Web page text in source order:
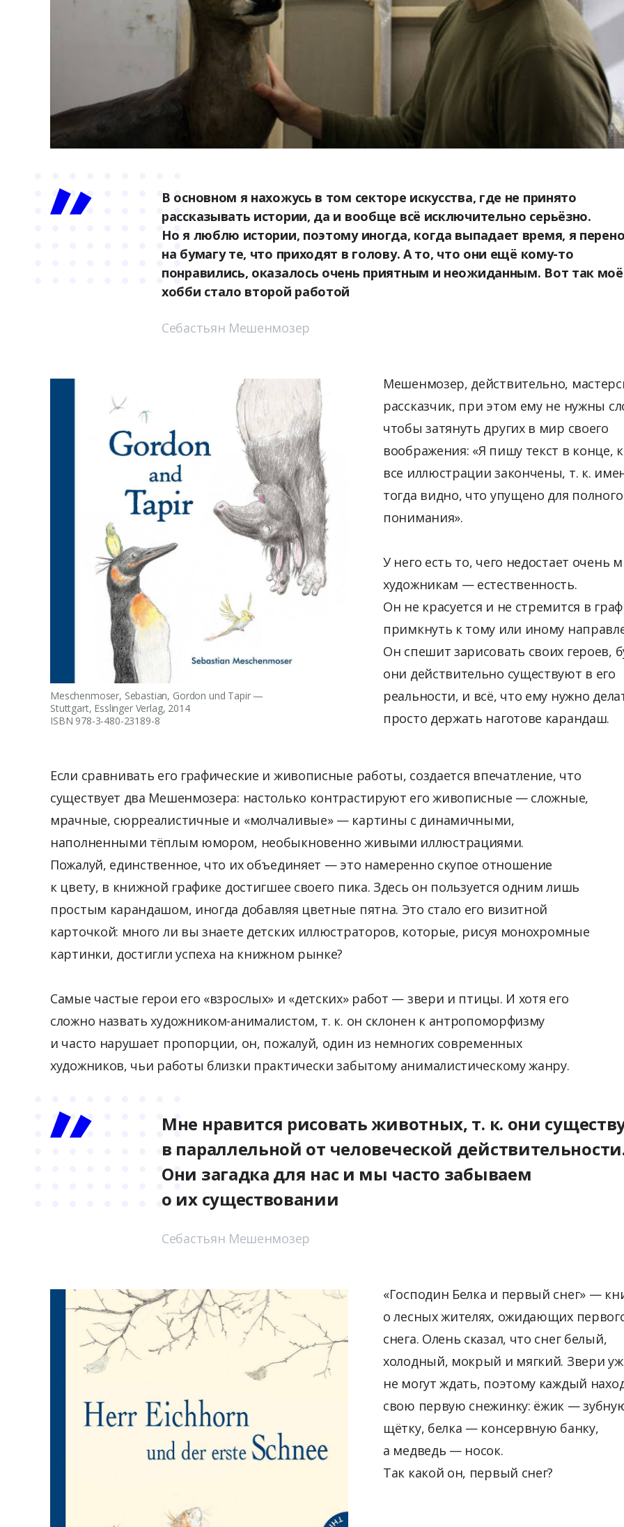
В основном я нахожусь в том секторе искусства, где не принято
рассказывать истории, да и вообще всё исключительно серьёзно.
Но я люблю истории, поэтому иногда, когда выпадает время, я
на бумагу те, что приходят в голову. А то, что они ещё кому-то
понравились, оказалось очень приятным и неожиданным. Вот так моё
хобби стало второй работой
Себастьян Мешенмозер
Meschenmoser, Sebastian, Gordon und Tapir —
Stuttgart, Esslinger Verlag, 2014
ISBN 978-3-480-23189-8
Мешенмозер, действительно,
рассказчик, при этом ему не нужны
чтобы затянуть других в мир своего
воображения: «Я пишу текст в конце,
все иллюстрации закончены, т. к.
тогда видно, что упущено для полного
понимания».
У него есть то, чего недостает очень
художникам — естественность.
Он не красуется и не стремится в
примкнуть к тому или иному
Он спешит зарисовать своих героев,
они действительно существуют в его
реальности, и всё, что ему нужно
просто держать наготове карандаш.
Если сравнивать его графические и живописные работы, создается впечатление, что
существует два Мешенмозера: настолько контрастируют его живописные — сложные,
мрачные, сюрреалистичные и «молчаливые» — картины с динамичными,
наполненными тёплым юмором, необыкновенно живыми иллюстрациями.
Пожалуй, единственное, что их объединяет — это намеренно скупое отношение
к цвету, в книжной графике достигшее своего пика. Здесь он пользуется одним лишь
простым карандашом, иногда добавляя цветные пятна. Это стало его визитной
карточкой: много ли вы знаете детских иллюстраторов, которые, рисуя монохромные
картинки, достигли успеха на книжном рынке?
Самые частые герои его «взрослых» и «детских» работ — звери и птицы. И хотя его
сложно назвать художником-анималистом, т. к. он склонен к антропоморфизму
и часто нарушает пропорции, он, пожалуй, один из немногих современных
художников, чьи работы близки практически забытому анималистическому жанру.
Мне нравится рисовать животных, т. к. они
в параллельной от человеческой
Они загадка для нас и мы часто забываем
о их существовании
Себастьян Мешенмозер
«Господин Белка и первый снег» —
о лесных жителях, ожидающих
снега. Олень сказал, что снег белый,
холодный, мокрый и мягкий. Звери
не могут ждать, поэтому каждый
свою первую снежинку: ёжик —
щётку, белка — консервную банку,
а медведь — носок.
Так какой он, первый снег?